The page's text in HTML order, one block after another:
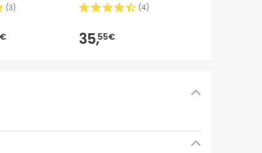
(3) (4)
35,55€